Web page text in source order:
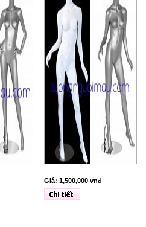
Giá: 1,500,000 vnđ